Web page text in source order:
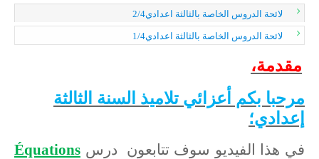
لائحة الدروس الخاصة بالثالثة اعدادي2/4
لائحة الدروس الخاصة بالثالثة اعدادي1/4
مقدمة،
مرحبا بكم أعزائي تلاميذ السنة الثالثة
إعدادي؛
في هذا الفيديو سوف تتابعون درس Équations